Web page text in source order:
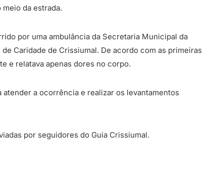
da estrada.
por uma ambulância da Secretaria Municipal da
Caridade de Crissiumal. De acordo com as primeiras
e relatava apenas dores no corpo.
a ocorrência e realizar os levantamentos
por seguidores do Guia Crissiumal.